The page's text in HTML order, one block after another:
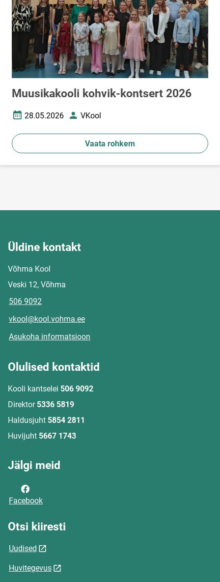
Muusikakooli kohvik-kontsert 2026
Loomise kuupäev
28.05.2026 AutorVKool
Vaata rohkem
Üldine kontakt
Võhma Kool
Veski 12, Võhma
506 9092
vkool@kool.vohma.ee
Asukoha informatsioon
Olulised kontaktid
Kooli kantselei 506 9092
Direktor 5336 5819
Haldusjuht 5854 2811
Huvijuht 5667 1743
Jälgi meid
Facebook
Otsi kiiresti
Uudised
Huvitegevus